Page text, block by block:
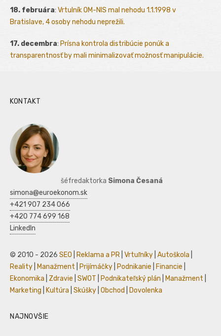
18. februára: Vrtulník OM-NIS mal nehodu 1.1.1998 v
Bratislave, 4 osoby nehodu neprežili.
17. decembra: Prísna kontrola distribúcie ponúk a
transparentnosť by mali minimalizovať možnosť manipulácie.
KONTAKT
šéfredaktorka Simona Česaná
simona@euroekonom.sk
+421 907 234 066
+420 774 699 168
LinkedIn
© 2010 - 2026 SEO Reklama a PR Vrtuľníky Autoškola
Reality
Manažment Prijímáčky Podnikanie Financie
Ekonomika
Zdravie SWOT Podnikateľský plán Manažment
Marketing
Kultúra Skúšky Obchod Dovolenka
NAJNOVŠIE